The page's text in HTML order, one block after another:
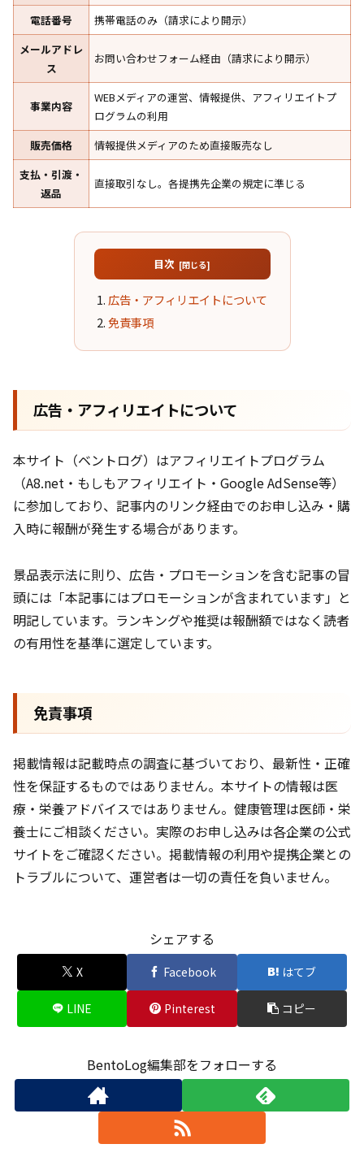
電話番号
携帯電話のみ（請求により開示）
メールアドレ
ス
お問い合わせフォーム経由（請求により開示）
事業内容
WEBメディアの運営、情報提供、アフィリエイトプ
ログラムの利用
販売価格
情報提供メディアのため直接販売なし
支払・引渡・
返品
直接取引なし。各提携先企業の規定に準じる
目次
広告・アフィリエイトについて
免責事項
広告・アフィリエイトについて
本サイト（ベントログ）はアフィリエイトプログラム
（A8.net・もしもアフィリエイト・Google AdSense等）
に参加しており、記事内のリンク経由でのお申し込み・購
入時に報酬が発生する場合があります。
景品表示法に則り、広告・プロモーションを含む記事の冒
頭には「本記事にはプロモーションが含まれています」と
明記しています。ランキングや推奨は報酬額ではなく読者
の有用性を基準に選定しています。
免責事項
掲載情報は記載時点の調査に基づいており、最新性・正確
性を保証するものではありません。本サイトの情報は医
療・栄養アドバイスではありません。健康管理は医師・栄
養士にご相談ください。実際のお申し込みは各企業の公式
サイトをご確認ください。掲載情報の利用や提携企業との
トラブルについて、運営者は一切の責任を負いません。
シェアする
X Facebook はてブ
LINE Pinterest コピー
BentoLog編集部をフォローする